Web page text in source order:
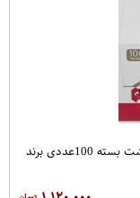
چای سیاه ساده کیسه ای (تی بگ) در داخل کارتن هشت بسته 100عددی برند